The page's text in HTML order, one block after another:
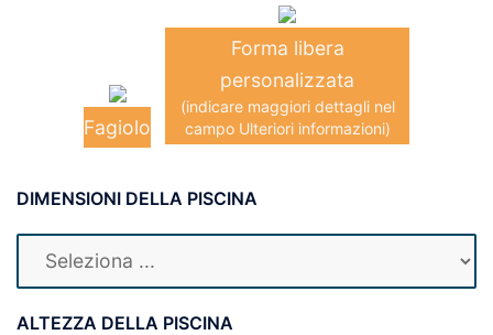
Fagiolo
Forma libera
personalizzata
(indicare maggiori dettagli nel
campo Ulteriori informazioni)
DIMENSIONI DELLA PISCINA
ALTEZZA DELLA PISCINA